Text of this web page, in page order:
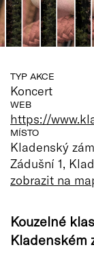
TYP AKCE
Koncert
WEB
https://
MÍSTO
Kladenský
Zádušní 1,
zobrazit na
Kouzelné
Kladenském